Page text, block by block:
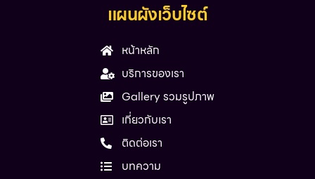
แผนผังเว็บไซต์
หน้าหลัก
บริการของเรา
Gallery รวมรูปภาพ
เกี่ยวกับเรา
ติดต่อเรา
บทความ